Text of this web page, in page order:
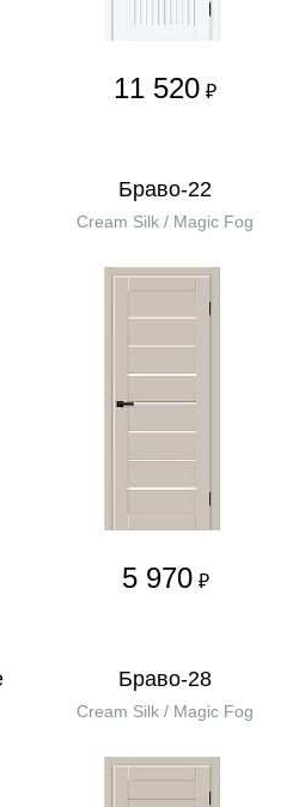
11 520 ₽
Браво-22
Cream Silk / Magic Fog
5 970 ₽
Браво-28
Cream Silk / Magic Fog